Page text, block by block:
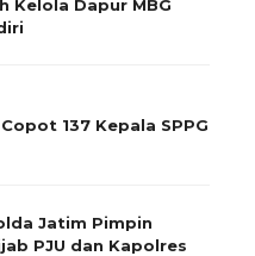
Kelola Dapur MBG
Copot 137 Kepala SPPG
Jatim Pimpin
PJU dan Kapolres